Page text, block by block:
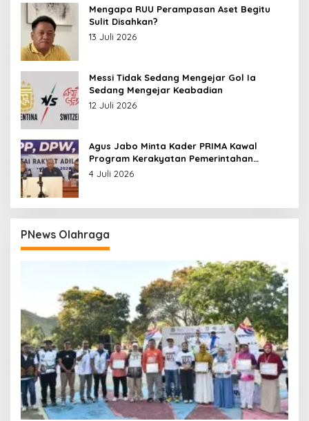
Mengapa RUU Perampasan Aset Begitu
Sulit Disahkan?
13 Juli 2026
Messi Tidak Sedang Mengejar Gol Ia
Sedang Mengejar Keabadian
12 Juli 2026
Agus Jabo Minta Kader PRIMA Kawal
Program Kerakyatan Pemerintahan
Prabowo
4 Juli 2026
PNews Olahraga